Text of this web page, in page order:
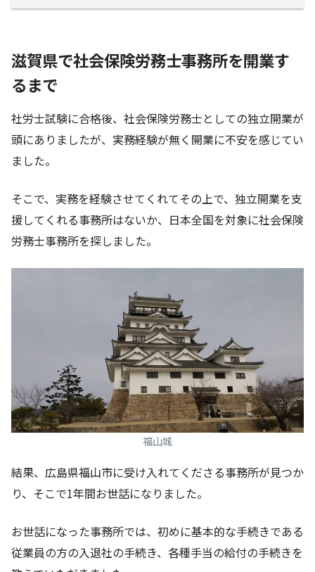
滋賀県で社会保険労務士事務所を開業す
るまで
社労士試験に合格後、社会保険労務士としての独立開業が
頭にありましたが、実務経験が無く開業に不安を感じてい
ました。
そこで、実務を経験させてくれてその上で、独立開業を支
援してくれる事務所はないか、日本全国を対象に社会保険
労務士事務所を探しました。
福山城
結果、広島県福山市に受け入れてくださる事務所が見つか
り、そこで1年間お世話になりました。
お世話になった事務所では、初めに基本的な手続きである
従業員の方の入退社の手続き、各種手当の給付の手続きを